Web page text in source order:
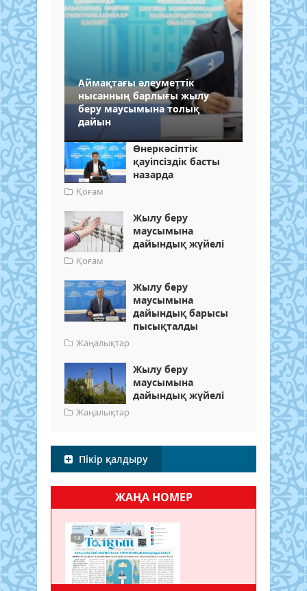
Аймақтағы әлеуметтік
нысанның барлығы жылу
беру маусымына толық
дайын
Өнеркәсіптік
қауіпсіздік басты
назарда
Қоғам
Жылу беру
маусымына
дайындық жүйелі
Қоғам
Жылу беру
маусымына
дайындық барысы
пысықталды
Жаңалықтар
Жылу беру
маусымына
дайындық жүйелі
Жаңалықтар
Пікір қалдыру
ЖАҢА НОМЕР